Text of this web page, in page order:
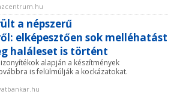
a népszerű
elképesztően sok melléhatást
haláleset is történt
alapján a készítmények
is felülmúlják a kockázatokat.